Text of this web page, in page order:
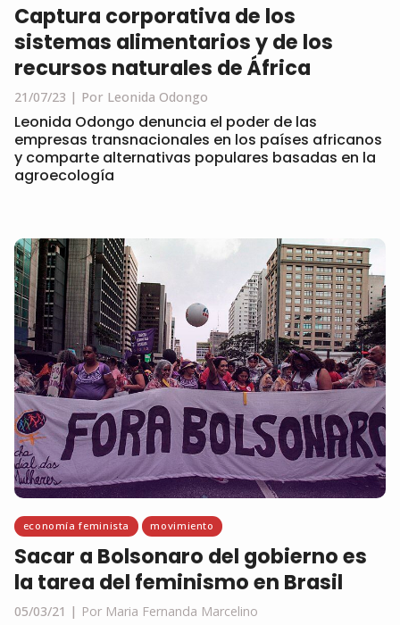
Captura corporativa de los
sistemas alimentarios y de los
recursos naturales de África
21/07/23 Por Leonida Odongo
Leonida Odongo denuncia el poder de las
empresas transnacionales en los países africanos
y comparte alternativas populares basadas en la
agroecología
economía feminista movimiento
Sacar a Bolsonaro del gobierno es
la tarea del feminismo en Brasil
05/03/21 Por Maria Fernanda Marcelino